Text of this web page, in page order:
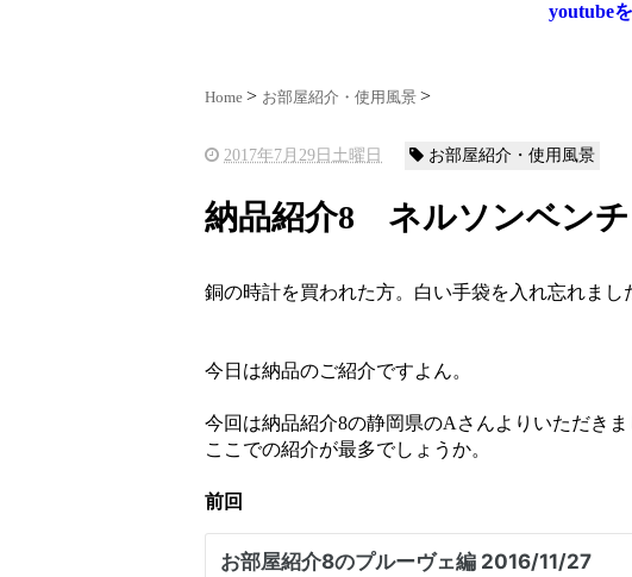
youtube
Home お部屋紹介・使用風景
2017年7月29日土曜日 お部屋紹介・使用風景
納品紹介8 ネルソンベンチ
銅の時計を買われた方。白い手袋を入れ忘れまし
今日は納品のご紹介ですよん。
今回は納品紹介8の静岡県のAさんよりいただきま
ここでの紹介が最多でしょうか。
前回